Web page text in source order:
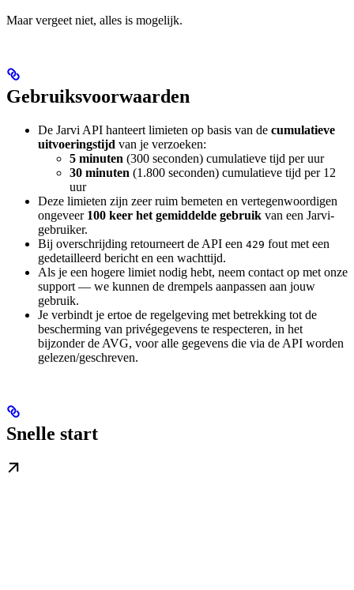
Maar vergeet niet, alles is mogelijk.
Gebruiksvoorwaarden
De Jarvi API hanteert limieten op basis van de cumulatieve
uitvoeringstijd van je verzoeken:
5 minuten (300 seconden) cumulatieve tijd per uur
30 minuten (1.800 seconden) cumulatieve tijd per 12
uur
Deze limieten zijn zeer ruim bemeten en vertegenwoordigen
ongeveer 100 keer het gemiddelde gebruik van een Jarvi-
gebruiker.
Bij overschrijding retourneert de API een 429 fout met een
gedetailleerd bericht en een wachttijd.
Als je een hogere limiet nodig hebt, neem contact op met onze
support — we kunnen de drempels aanpassen aan jouw
gebruik.
Je verbindt je ertoe de regelgeving met betrekking tot de
bescherming van privégegevens te respecteren, in het
bijzonder de AVG, voor alle gegevens die via de API worden
gelezen/geschreven.
Snelle start